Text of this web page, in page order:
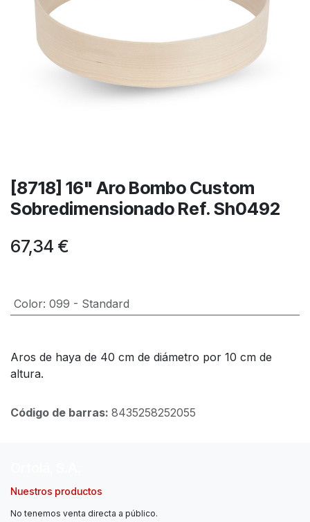
[8718] 16" Aro Bombo Custom
Sobredimensionado Ref. Sh0492
67,34 €
Color: 099 - Standard
Aros de haya de 40 cm de diámetro por 10 cm de
altura.
Código de barras: 8435258252055
Nuestros productos
No tenemos venta directa a público.